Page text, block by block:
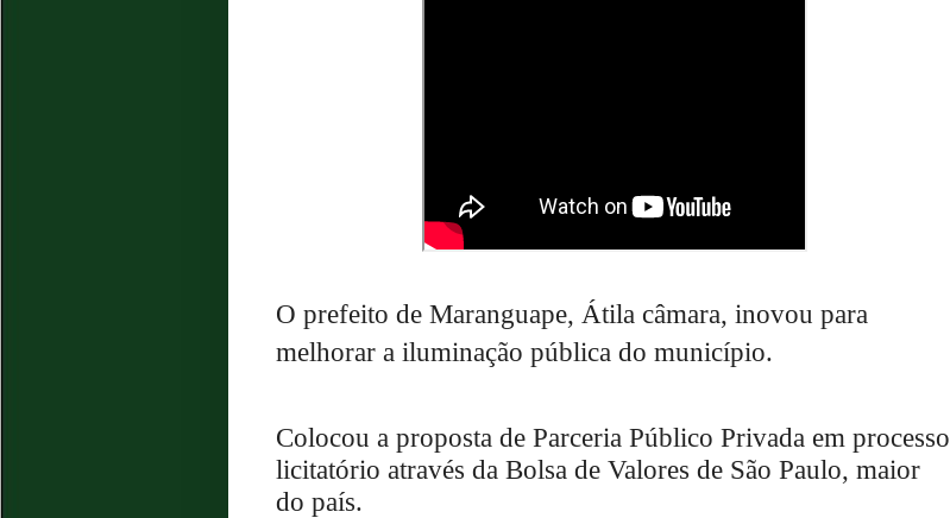
O prefeito de Maranguape, Átila câmara, inovou para
melhorar a iluminação pública do município.
Colocou a proposta de Parceria Público Privada em processo
licitatório através da Bolsa de Valores de São Paulo, maior
do país.